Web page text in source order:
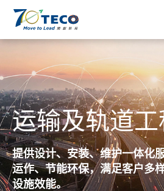
运输及轨道
提供设计、安装、维护一体化
运作、节能环保，满足客户多
设施效能。